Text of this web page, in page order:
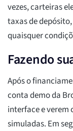
vezes, carteiras
taxas de
quaisquer
Fazendo
Após o
conta demo da
interface e verem
simuladas. Em